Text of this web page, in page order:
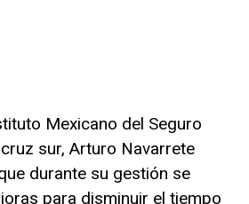
Mexicano del Seguro
sur, Arturo Navarrete
durante su gestión se
para disminuir el tiempo